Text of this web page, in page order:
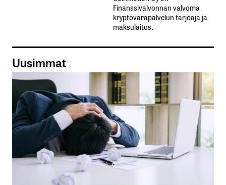
Finanssivalvonnan valvoma
kryptovarapalvelun tarjoaja ja
maksulaitos.
Uusimmat